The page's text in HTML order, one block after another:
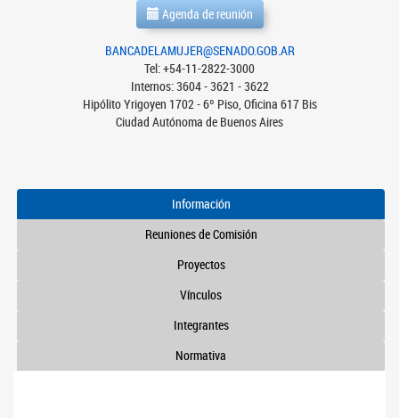
Agenda de reunión
BANCADELAMUJER@SENADO.GOB.AR
Tel: +54-11-2822-3000
Internos: 3604 - 3621 - 3622
Hipólito Yrigoyen 1702 - 6º Piso, Oficina 617 Bis
Ciudad Autónoma de Buenos Aires
Información
Reuniones de Comisión
Proyectos
Vínculos
Integrantes
Normativa